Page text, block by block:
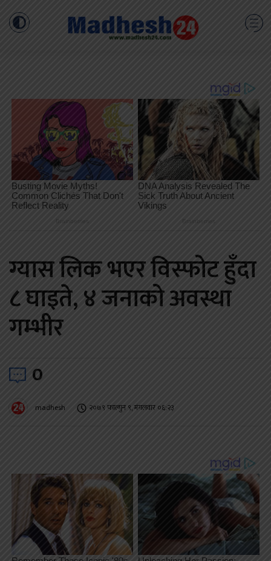
ग्यास लिक भएर विस्फोट हुँदा
८ घाइते, ४ जनाको अवस्था
गम्भीर
0
madhesh २०७९ फाल्गुन ९, मंगलवार ०६:२३